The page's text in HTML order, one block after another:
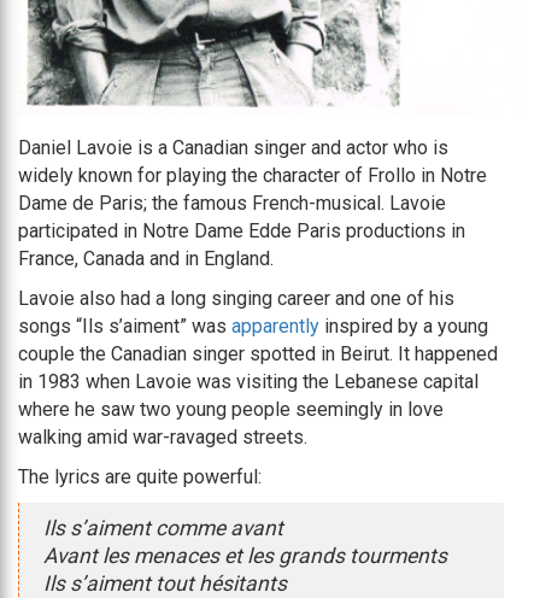
Daniel Lavoie is a Canadian singer and actor who is
widely known for playing the character of Frollo in Notre
Dame de Paris; the famous French-musical. Lavoie
participated in Notre Dame Edde Paris productions in
France, Canada and in England.
Lavoie also had a long singing career and one of his
songs “Ils s’aiment” was apparently inspired by a young
couple the Canadian singer spotted in Beirut. It happened
in 1983 when Lavoie was visiting the Lebanese capital
where he saw two young people seemingly in love
walking amid war-ravaged streets.
The lyrics are quite powerful:
Ils s’aiment comme avant
Avant les menaces et les grands tourments
Ils s’aiment tout hésitants